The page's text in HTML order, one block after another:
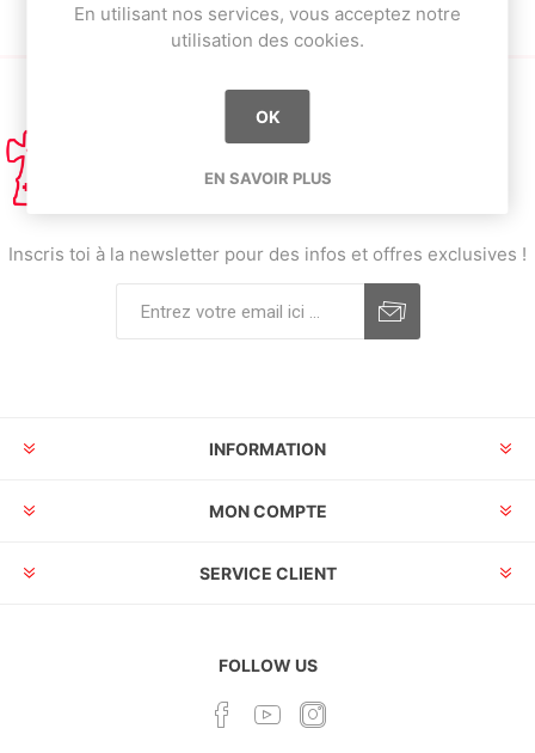
Inscris toi à la newsletter pour des infos et offres exclusives !
INFORMATION
MON COMPTE
SERVICE CLIENT
FOLLOW US
En utilisant nos services, vous acceptez notre
utilisation des cookies.
OK
EN SAVOIR PLUS